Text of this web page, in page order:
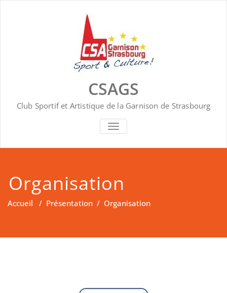
CSAGS
Club Sportif et Artistique de la Garnison de Strasbourg
AFFICHER/MASQUER
LA
Organisation
Accueil / Présentation / Organisation